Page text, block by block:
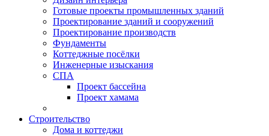
Готовые проекты промышленных зданий
Проектирование зданий и сооружений
Проектирование производств
Фундаменты
Коттеджные посёлки
Инженерные изыскания
СПА
Проект бассейна
Проект хамама
Строительство
Дома и коттеджи